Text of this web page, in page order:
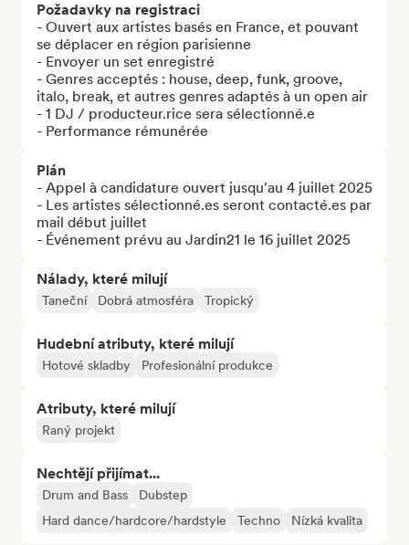
Požadavky na registraci
- Ouvert aux artistes basés en France, et pouvant
se déplacer en région parisienne
- Envoyer un set enregistré
- Genres acceptés : house, deep, funk, groove,
italo, break, et autres genres adaptés à un open air
- 1 DJ / producteur.rice sera sélectionné.e
- Performance rémunérée
Plán
- Appel à candidature ouvert jusqu'au 4 juillet 2025
- Les artistes sélectionné.es seront contacté.es par
mail début juillet
- Événement prévu au Jardin21 le 16 juillet 2025
Nálady, které milují
Taneční Dobrá atmosféra Tropický
Hudební atributy, které milují
Hotové skladby Profesionální produkce
Atributy, které milují
Raný projekt
Nechtějí přijímat...
Drum and Bass
Dubstep
Hard dance/hardcore/hardstyle
Techno Nízká kvalita